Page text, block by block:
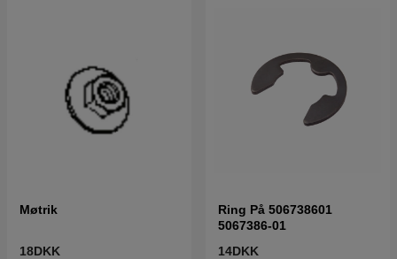
Møtrik
18DKK
Ring På 506738601
5067386-01
14DKK